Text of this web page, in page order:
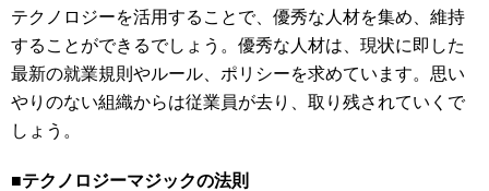
テクノロジーを活用することで、優秀な人材を集め、維持
することができるでしょう。優秀な人材は、現状に即した
最新の就業規則やルール、ポリシーを求めています。思い
やりのない組織からは従業員が去り、取り残されていくで
しょう。
■テクノロジーマジックの法則